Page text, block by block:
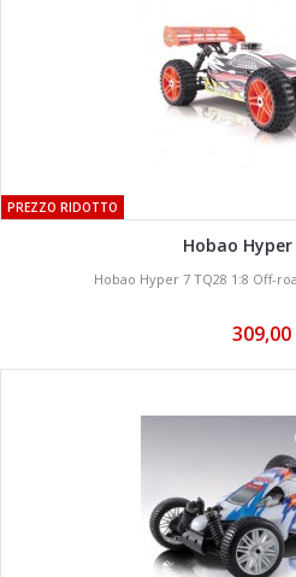
PREZZO RIDOTTO
Hobao Hyper
Hobao Hyper 7 TQ28 1:8 Off-
309,00